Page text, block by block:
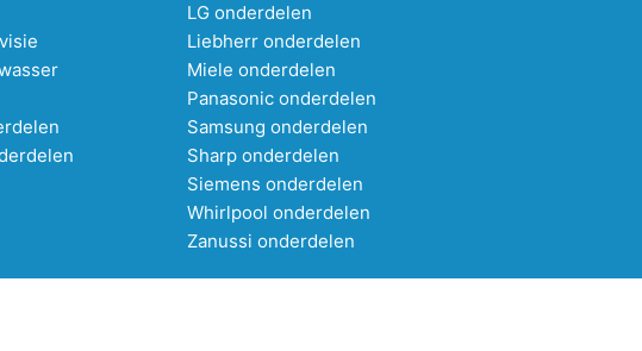
LG onderdelen
Liebherr onderdelen
Miele onderdelen
Panasonic onderdelen
Samsung onderdelen
Sharp onderdelen
Siemens onderdelen
Whirlpool onderdelen
Zanussi onderdelen